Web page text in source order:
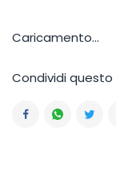
Caricamento...
Condividi
Facebook